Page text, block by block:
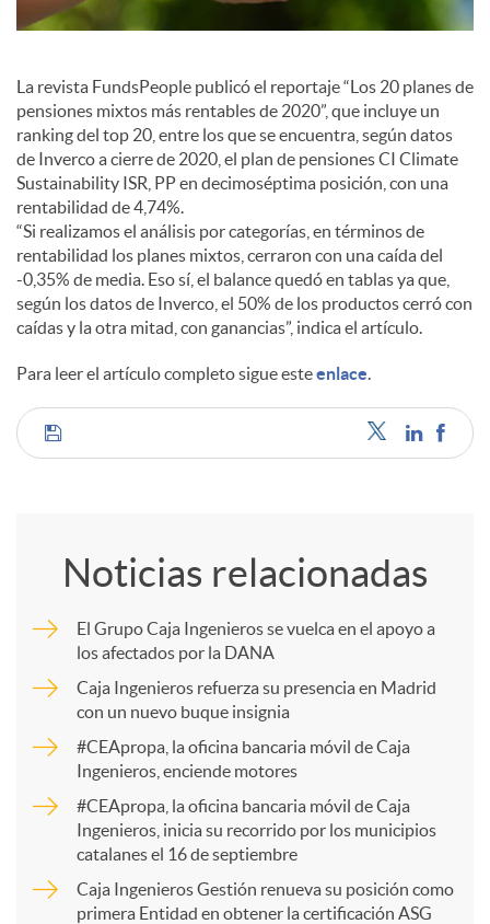
e
s
La revista FundsPeople publicó el reportaje “Los 20 planes de
pensiones mixtos más rentables de 2020”, que incluye un
ranking del top 20, entre los que se encuentra, según datos
de Inverco a cierre de 2020, el plan de pensiones CI Climate
Sustainability ISR, PP en decimoséptima posición, con una
rentabilidad de 4,74%.
“Si realizamos el análisis por categorías, en términos de
rentabilidad los planes mixtos, cerraron con una caída del
-0,35% de media. Eso sí, el balance quedó en tablas ya que,
según los datos de Inverco, el 50% de los productos cerró con
caídas y la otra mitad, con ganancias”, indica el artículo.
Para leer el artículo completo sigue esteenlace.
C
p
a
r
t
Noticias relacionadas
El Grupo Caja Ingenieros se vuelca en el apoyo a
los afectados por la DANA
Caja Ingenieros refuerza su presencia en Madrid
con un nuevo buque insignia
#CEApropa, la oficina bancaria móvil de Caja
Ingenieros, enciende motores
#CEApropa, la oficina bancaria móvil de Caja
Ingenieros, inicia su recorrido por los municipios
catalanes el 16 de septiembre
Caja Ingenieros Gestión renueva su posición como
primera Entidad en obtener la certificación ASG